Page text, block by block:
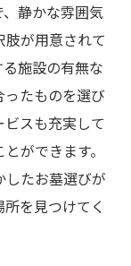
静かな雰囲気
が用意されて
施設の有無な
たものを選び
スも充実して
ができます。
たお墓選びが
を見つけてく